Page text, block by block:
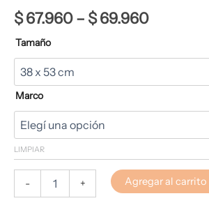
$67.960– $69.960
Tamaño
Marco
LIMPIAR
- + Agregar al carrito